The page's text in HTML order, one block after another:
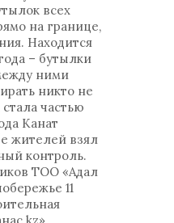
всех
на границе,
Находится
– бутылки
ними
никто не
стала частью
Канат
жителей взял
контроль.
ТОО «Адал
11